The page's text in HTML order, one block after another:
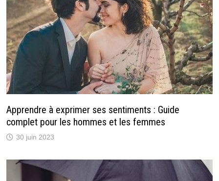
Apprendre à exprimer ses sentiments : Guide
complet pour les hommes et les femmes
30 juin 2023